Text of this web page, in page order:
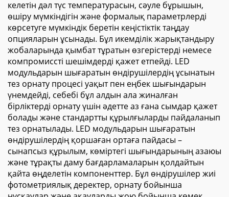
келетін дәл түс температурасын, сәуле бұрышын,
өшіру мүмкіндігін және формалық параметрлерді
көрсетуге мүмкіндік беретін кеңістіктік таңдау
опцияларын ұсынады. Бұл икемділік жарықтандыру
жобаларында қымбат тұратын өзгерістерді немесе
компромиссті шешімдерді қажет етпейді. LED
модульдарын шығаратын өндірушілердің ұсынатын
тез орнату процесі уақыт пен еңбек шығындарын
үнемдейді, себебі бұл алдын ала жиналған
бірліктерді орнату үшін әдетте аз ғана сымдар қажет
болады және стандартты құрылғыларды пайдаланып
тез орнатылады. LED модульдарын шығаратын
өндірушілердің қоршаған ортаға пайдасы –
сынапсыз құрылым, көміртегі шығындарының азаюы
және тұрақты даму бағдарламаларын қолдайтын
қайта өңделетін компоненттер. Бұл өндірушілер жиі
фотометриялық деректер, орнату бойынша